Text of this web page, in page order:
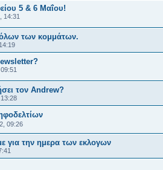
5 & 6 Μαΐου!
14:31
των κομμάτων.
τον Andrew?
09:26
για την ημερα των εκλογων